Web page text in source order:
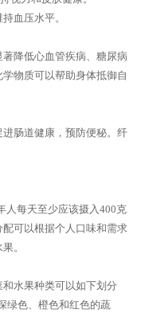
血压水平。
降低心血管疾病、糖尿病
物质可以帮助身体抵御自
肠道健康，预防便秘。纤
人每天至少应该摄入400克
可以根据个人口味和需求
。
水果种类可以如下划分
绿色、橙色和红色的蔬